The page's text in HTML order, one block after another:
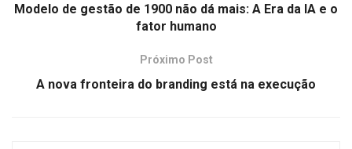
Modelo de gestão de 1900 não dá mais: A Era da IA e o
fator humano
Próximo Post
A nova fronteira do branding está na execução